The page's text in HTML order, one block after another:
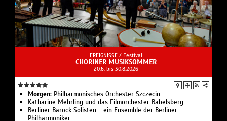
EREIGNISSE / Festival
CHORINER MUSIKSOMMER
20.6. bis 30.8.2026
Morgen: Philharmonisches Orchester Szczecin
Katharine Mehrling und das Filmorchester Babelsberg
Berliner Barock Solisten - ein Ensemble der Berliner
Philharmoniker